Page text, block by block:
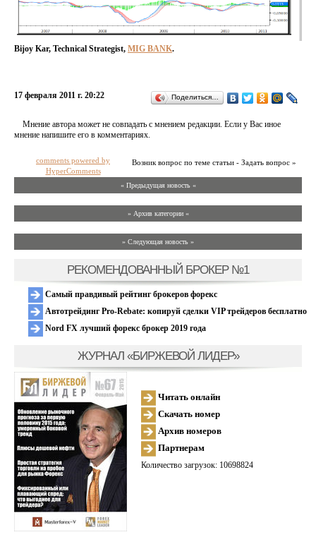
Bijoy Kar, Technical Strategist, MIG BANK.
17 февраля 2011 г. 20:22 Поделиться…
Мнение автора может не совпадать с мнением редакции. Если у Вас иное
мнение напишите его в комментариях.
Возник вопрос по теме статьи - Задать вопрос »
comments powered by
HyperComments
« Предыдущая новость «
» Архив категории «
» Следующая новость »
РЕКОМЕНДОВАННЫЙ БРОКЕР №1
Самый правдивый рейтинг брокеров форекс
Автотрейдинг Pro-Rebate: копируй сделки VIP трейдеров бесплатно
Nord FX лучший форекс брокер 2019 года
ЖУРНАЛ «БИРЖЕВОЙ ЛИДЕР»
Читать онлайн
Скачать номер
Архив номеров
Партнерам
Количество загрузок: 10698824